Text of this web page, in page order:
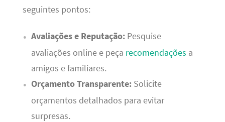
seguintes pontos:
Avaliações e Reputação:Pesquise
avaliações online e peça recomendações a
amigos e familiares.
Orçamento Transparente:Solicite
orçamentos detalhados para evitar
surpresas.